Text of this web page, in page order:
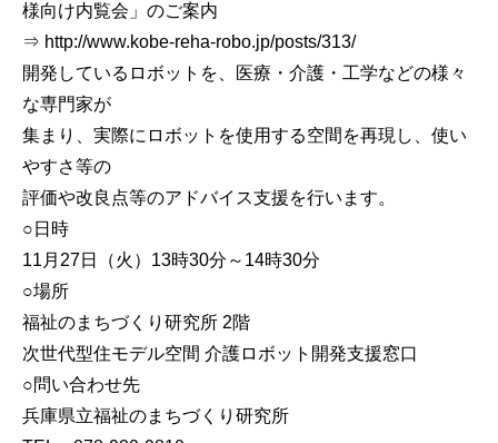
様向け内覧会」のご案内
⇒ http://www.kobe-reha-robo.jp/posts/313/
開発しているロボットを、医療・介護・工学などの様々
な専門家が
集まり、実際にロボットを使用する空間を再現し、使い
やすさ等の
評価や改良点等のアドバイス支援を行います。
○日時
11月27日（火）13時30分～14時30分
○場所
福祉のまちづくり研究所 2階
次世代型住モデル空間 介護ロボット開発支援窓口
○問い合わせ先
兵庫県立福祉のまちづくり研究所